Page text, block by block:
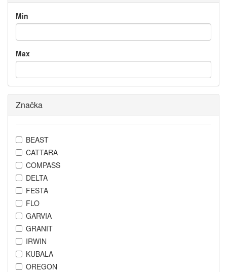
Min
Max
Značka
BEAST
CATTARA
COMPASS
DELTA
FESTA
FLO
GARVIA
GRANIT
IRWIN
KUBALA
OREGON